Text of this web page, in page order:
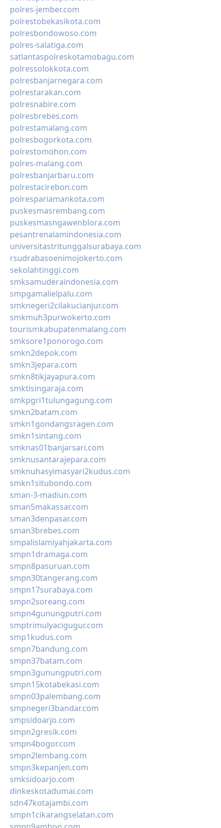
polres-jember.com
polrestobekasikota.com
polresbondowoso.com
polres-salatiga.com
satlantaspolreskotamobagu.com
polressolokkota.com
polresbanjarnegara.com
polrestarakan.com
polresnabire.com
polresbrebes.com
polrestamalang.com
polresbogorkota.com
polrestomohon.com
polres-malang.com
polresbanjarbaru.com
polrestacirebon.com
polrespariamankota.com
puskesmasrembang.com
puskesmasngawenblora.com
pesantrenalamindonesia.com
universitastritunggalsurabaya.com
rsudrabasoenimojokerto.com
sekolahtinggi.com
smksamuderaindonesia.com
smpgamalielpalu.com
smknegeri2cilakucianjur.com
smkmuh3purwokerto.com
tourismkabupatenmalang.com
smksore1ponorogo.com
smkn2depok.com
smkn3jepara.com
smkn8tikjayapura.com
smktisingaraja.com
smkpgri1tulungagung.com
smkn2batam.com
smkn1gondangsragen.com
smkn1sintang.com
smknas01banjarsari.com
smknusantarajepara.com
smknuhasyimasyari2kudus.com
smkn1situbondo.com
sman-3-madiun.com
sman5makassar.com
sman3denpasar.com
sman3brebes.com
smpalislamiyahjakarta.com
smpn1dramaga.com
smpn8pasuruan.com
smpn30tangerang.com
smpn17surabaya.com
smpn2soreang.com
smpn4gunungputri.com
smptrimulyacigugur.com
smp1kudus.com
smpn7bandung.com
smpn37batam.com
smpn3gunungputri.com
smpn15kotabekasi.com
smpn03palembang.com
smpnegeri3bandar.com
smpsidoarjo.com
smpn2gresik.com
smpn4bogor.com
smpn2lembang.com
smpn3kepanjen.com
smksidoarjo.com
dinkeskotadumai.com
sdn47kotajambi.com
smpn1cikarangselatan.com